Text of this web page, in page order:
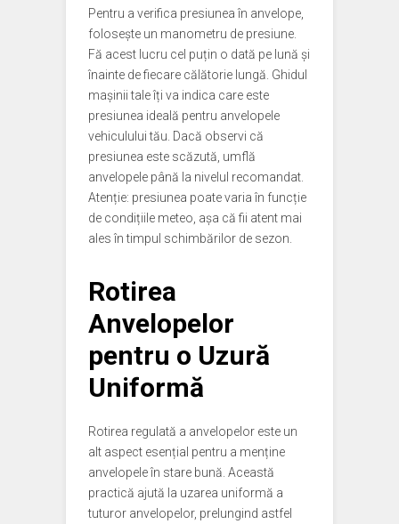
Pentru a verifica presiunea în anvelope,
folosește un manometru de presiune.
Fă acest lucru cel puțin o dată pe lună și
înainte de fiecare călătorie lungă. Ghidul
mașinii tale îți va indica care este
presiunea ideală pentru anvelopele
vehiculului tău. Dacă observi că
presiunea este scăzută, umflă
anvelopele până la nivelul recomandat.
Atenție: presiunea poate varia în funcție
de condițiile meteo, așa că fii atent mai
ales în timpul schimbărilor de sezon.
Rotirea
Anvelopelor
pentru o Uzură
Uniformă
Rotirea regulată a anvelopelor este un
alt aspect esențial pentru a menține
anvelopele în stare bună. Această
practică ajută la uzarea uniformă a
tuturor anvelopelor, prelungind astfel